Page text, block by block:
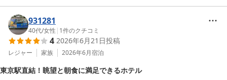
す。お部屋の清潔感や朝食にご満足いただけ、女性一人旅でも安心
してお過ごしいただけたご様子を伺え大変嬉しく存じます。「絶対
また泊まりたい」というこれ以上ない温かいお言葉は、スタッフ一
同にとって大きな励みとなります。これからも心地よく安心できる
空間をご提供できるよう努めてまいります。またのお越しを心より
931281
40代/女性 | 1件のクチコミ
4 2026年6月21日投稿
レジャー 家族 2026年6月宿泊
東京駅直結！眺望と朝食に満足できるホテル